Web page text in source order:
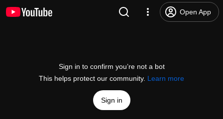
Open App
Sign in to confirm you’re not a bot
This helps protect our community. Learn more
Sign in